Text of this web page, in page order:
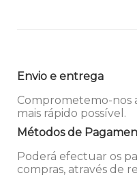
Envio e entrega
Comprometemo-nos
mais rápido possível.
Métodos de
Poderá efectuar os
compras, através de